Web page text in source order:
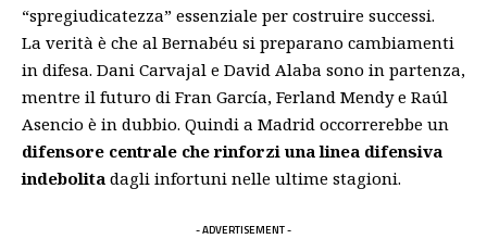
“spregiudicatezza” essenziale per costruire successi.
La verità è che al Bernabéu si preparano cambiamenti
in difesa. Dani Carvajal e David Alaba sono in partenza,
mentre il futuro di Fran García, Ferland Mendy e Raúl
Asencio è in dubbio. Quindi a Madrid occorrerebbe un
difensore centrale che rinforzi una linea difensiva
indebolita dagli infortuni nelle ultime stagioni.
- ADVERTISEMENT -